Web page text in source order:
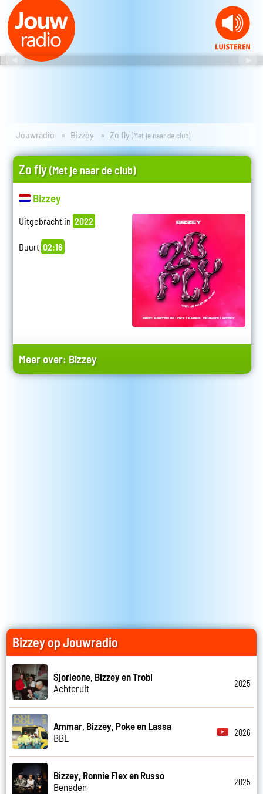
Jouwradio Bizzey Zo fly(Met je naar de club)
Zo fly(Met je naar de club)
Bizzey
Uitgebracht in 2022
Duurt 02:16
Meer over: Bizzey
Bizzey op Jouwradio
Sjorleone, Bizzey en Trobi
Achteruit
2025
Ammar, Bizzey, Poke en Lassa
BBL
2026
Bizzey, Ronnie Flex en Russo
Beneden
2025